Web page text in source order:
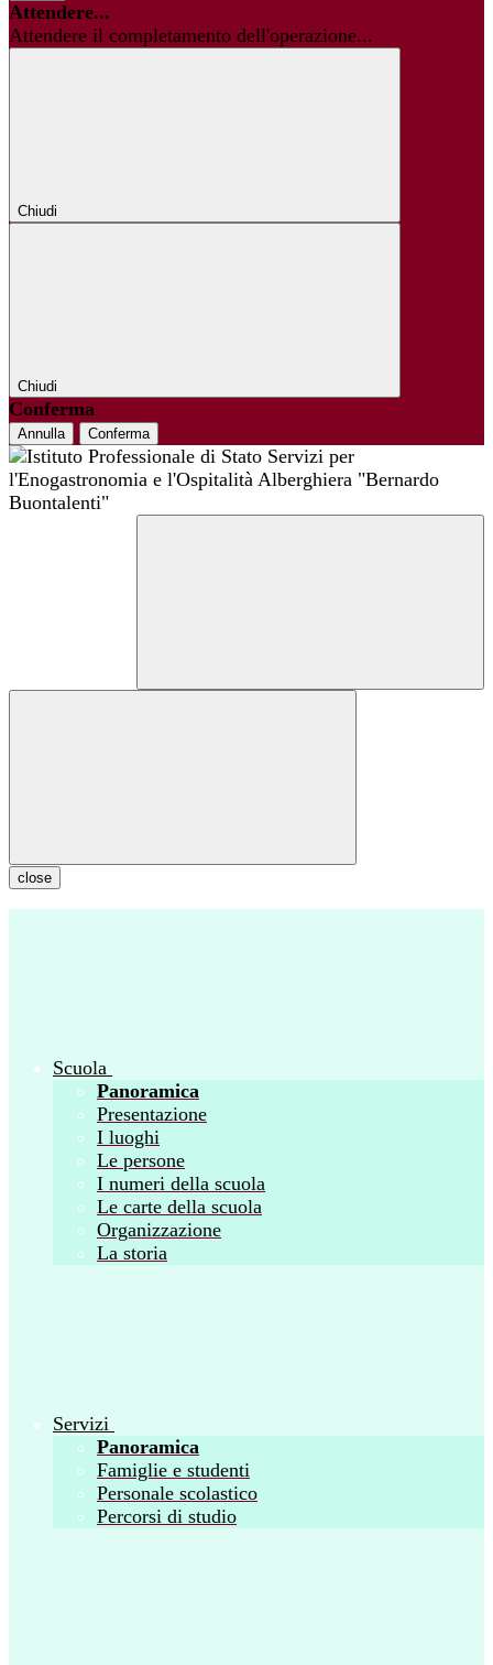
Attendere...
Attendere il completamento dell'operazione...
Chiudi
Chiudi
Conferma
Annulla Conferma
close
Scuola
Panoramica
Presentazione
I luoghi
Le persone
I numeri della scuola
Le carte della scuola
Organizzazione
La storia
Servizi
Panoramica
Famiglie e studenti
Personale scolastico
Percorsi di studio